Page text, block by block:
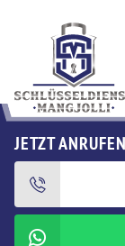
JETZT